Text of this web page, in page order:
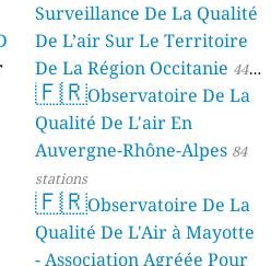
Surveillance De La Qualité
De L’air Sur Le Territoire
De La Région Occitanie 44
stations
🇫🇷Observatoire De La
Qualité De L'air En
Auvergne-Rhône-Alpes 84
stations
🇫🇷Observatoire De La
Qualité De L'Air à Mayotte
- Association Agréée Pour